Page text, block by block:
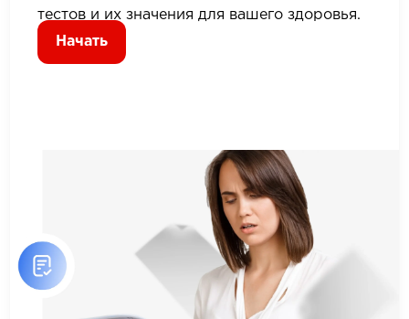
тестов и их значения для вашего здоровья.
Начать